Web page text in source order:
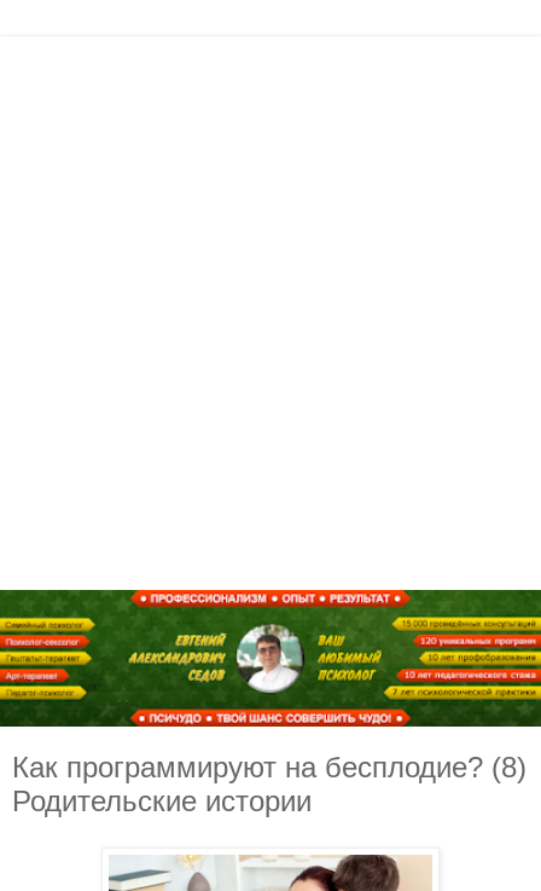
Как программируют на бесплодие? (8)
Родительские истории